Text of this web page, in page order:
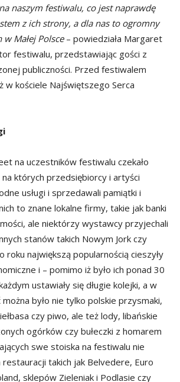
naszym festiwalu, co jest naprawdę
z ich strony, a dla nas to ogromny
Małej Polsce– powiedziała Margaret
festiwalu, przedstawiając gości z
publiczności. Przed festiwalem
w kościele Najświętszego Serca
na uczestników festiwalu czekało
których przedsiębiorcy i artyści
usługi i sprzedawali pamiątki i
to znane lokalne firmy, takie jak banki
ale niektórzy wystawcy przyjechali
stanów takich Nowym Jork czy
roku największą popularnością cieszyły
i – pomimo iż było ich ponad 30
ustawiały się długie kolejki, a w
było nie tylko polskie przysmaki,
czy piwo, ale też lody, libańskie
ogórków czy bułeczki z homarem
swe stoiska na festiwalu nie
restauracji takich jak Belvedere, Euro
sklepów Zieleniak i Podlasie czy